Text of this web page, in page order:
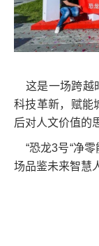
这是一场跨越
科技革新，赋能
后对人文价值的
“恐龙3号“净零
场品鉴未来智慧